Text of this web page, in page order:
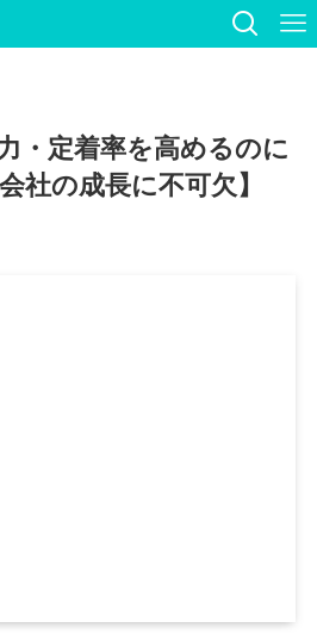
・定着率を高めるのに
社の成長に不可欠】